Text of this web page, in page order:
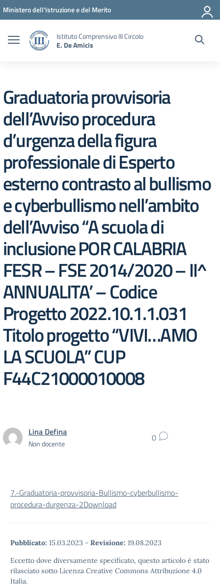
Vai ai contenuti
Vai al menu di navigazione
Vai al footer
Ministero dell'Istruzione e del Merito
Istituto Comprensivo III Circolo
E. De Amicis
Graduatoria provvisoria
dell’Avviso procedura
d’urgenza della figura
professionale di Esperto
esterno contrasto al bullismo
e cyberbullismo nell’ambito
dell’Avviso “A scuola di
inclusione POR CALABRIA
FESR – FSE 2014/2020 – II^
ANNUALITA’ – Codice
Progetto 2022.10.1.1.031
Titolo progetto “VIVI…AMO
LA SCUOLA” CUP
F44C21000010008
Lina Defina
Non docente 0
7.-Graduatoria-provvisoria-Bullismo-cyberbullismo-
procedura-durgenza-2Download
Pubblicato: 15.03.2023 - Revisione: 19.08.2023
Eccetto dove diversamente specificato, questo articolo è stato
rilasciato sotto Licenza Creative Commons Attribuzione 4.0
Italia.